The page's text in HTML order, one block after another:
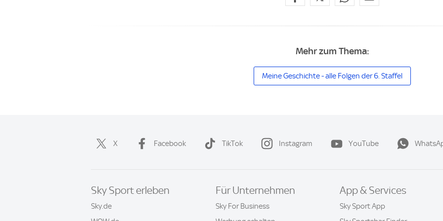
Mehr zum Thema:
Meine Geschichte - alle Folgen der 6. Staffel
X Facebook TikTok Instagram YouTube
Sky Sport erleben
Sky.de
Für Unternehmen
Sky For Business
App & Services
Sky Sport App